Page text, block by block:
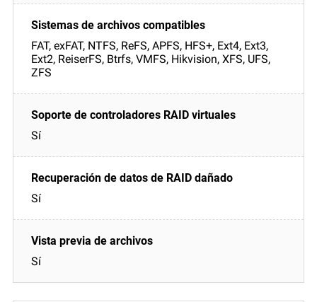
FAT, exFAT, NTFS, ReFS, APFS, HFS+, Ext4, Ext3,
Ext2, ReiserFS, Btrfs, VMFS, Hikvision, XFS, UFS,
ZFS
Sí
Sí
Sí